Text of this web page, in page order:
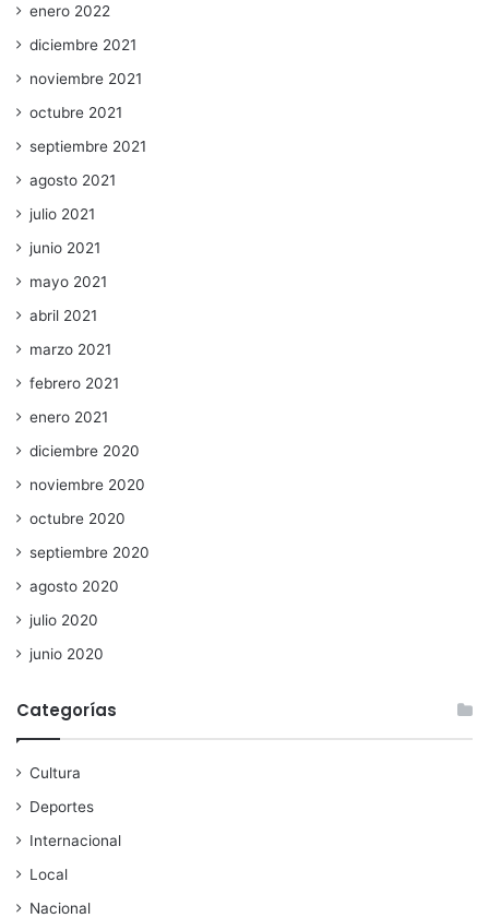
enero 2022
diciembre 2021
noviembre 2021
octubre 2021
septiembre 2021
agosto 2021
julio 2021
junio 2021
mayo 2021
abril 2021
marzo 2021
febrero 2021
enero 2021
diciembre 2020
noviembre 2020
octubre 2020
septiembre 2020
agosto 2020
julio 2020
junio 2020
Categorías
Cultura
Deportes
Internacional
Local
Nacional